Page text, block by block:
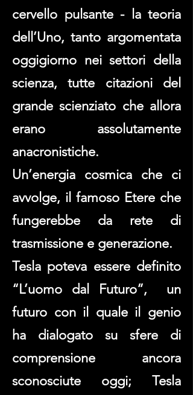
cervello pulsante - la teoria
dell’Uno, tanto argomentata
oggigiorno nei settori della
scienza, tutte citazioni del
grande scienziato che allora
erano assolutamente
anacronistiche.
Un’energia cosmica che ci
avvolge, il famoso Etere che
fungerebbe da rete di
trasmissione e generazione.
Tesla poteva essere definito
“L’uomo dal Futuro”, un
futuro con il quale il genio
ha dialogato su sfere di
comprensione ancora
sconosciute oggi; Tesla